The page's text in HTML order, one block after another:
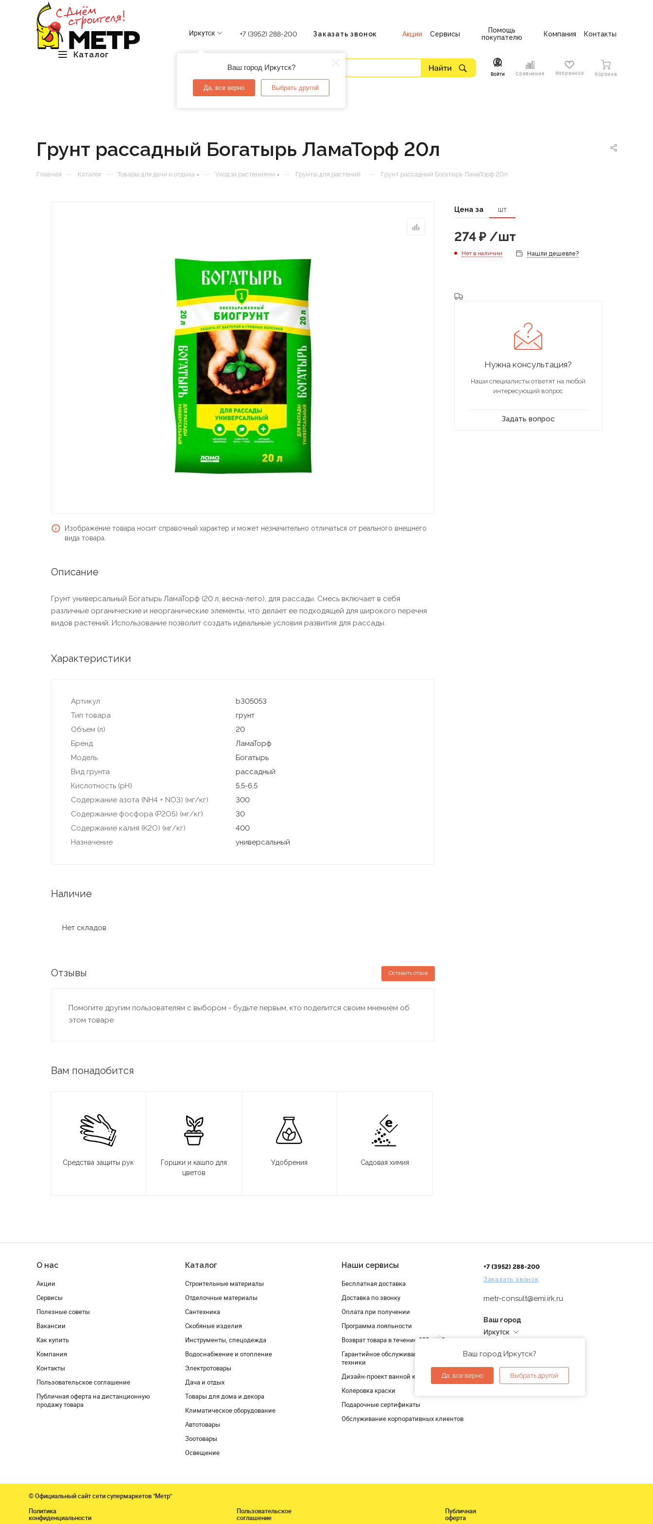
Каталог
Иркутск
Ваш город Иркутск?
Да, все верно Выбрать другой
+7 (3952) 288-200 Заказать звонок Акции Сервисы
Помощь
покупателю
Компания Контакты
Войти Сравнение Избранное Корзина
Грунт рассадный Богатырь ЛамаТорф 20л
Главная — Каталог — Товары для дачи и отдыха — Уход за растениями — Грунты для растений — Грунт рассадный Богатырь ЛамаТорф 20л
Изображение товара носит справочный характер и может незначительно отличаться от реального внешнего
вида товара.
Описание
Грунт универсальный Богатырь ЛамаТорф (20 л, весна-лето), для рассады. Смесь включает в себя
различные органические и неорганические элементы, что делает ее подходящей для широкого перечня
видов растений. Использование позволит создать идеальные условия развития для рассады.
Характеристики
Артикул
b305053
Тип товара
грунт
Объем (л)
20
Бренд
ЛамаТорф
Модель
Богатырь
Вид грунта
рассадный
Кислотность (pH)
5,5-6,5
Содержание азота (NH4 + NO3) (мг/кг)
300
Содержание фосфора (P2O5) (мг/кг)
30
Содержание калия (K2O) (мг/кг)
400
Назначение
универсальный
Наличие
Нет складов
Отзывы Оставить отзыв
Помогите другим пользователям с выбором - будьте первым, кто поделится своим мнением об
этом товаре
Вам понадобится
Средства защиты рук
Горшки и кашпо для
цветов
Удобрения Садовая химия
Цена за шт
274₽/шт
Нет в наличии Нашли дешевле?
Нужна консультация?
Наши специалисты ответят на любой
интересующий вопрос
Задать вопрос
О нас
Акции
Сервисы
Полезные советы
Вакансии
Как купить
Компания
Контакты
Пользовательское соглашение
Публичная оферта на дистанционную
продажу товара
Каталог
Строительные материалы
Отделочные материалы
Сантехника
Скобяные изделия
Инструменты, спецодежда
Водоснабжение и отопление
Электротовары
Дача и отдых
Товары для дома и декора
Климатическое оборудование
Автотовары
Зоотовары
Освещение
Наши сервисы
Бесплатная доставка
Доставка по звонку
Оплата при получении
Программа лояльности
Возврат товара в течение 120 дней
Гарантийное обслуживание и проверка
техники
Дизайн-проект ванной комнаты
Колеровка краски
Подарочные сертификаты
Обслуживание корпоративных клиентов
+7 (3952) 288-200
Заказать звонок
metr-consult@emi.irk.ru
Ваш город
Иркутск
Ваш город Иркутск?
Да, все верно Выбрать другой
© Официальный сайт сети супермаркетов "Метр"
Политика
конфиденциальности
Пользовательское
соглашение
Публичная
оферта